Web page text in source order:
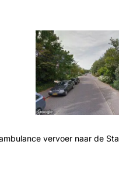
vervoer naar de